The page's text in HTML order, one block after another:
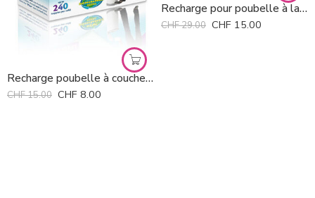
Recharge poubelle à couches Korbell *
CHF15.00 CHF 8.00
Recharge pour poubelle à langes Sangenic Tommee Tippee *
CHF29.00 CHF 15.00